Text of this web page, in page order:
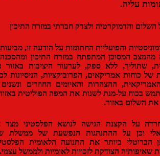
ולצדק חברתי במזרח התיכון
והפועליות החתומות על הודעה זו, מביעות את
המתפתח במזרח התיכון ומהסכנה של
ללא ספק, לערעור היציבות באזור כולו.
אמריקאים, הפרובוקציות, הניסיונות לכפות
ההצהרות והאיומים החוזרים ונשנים של
מנת לשנות את המפה הפוליטית באזורנו –
באזור.
הגישה לנושא הפלסטיני מצד חלק
על ההתנהגות הנפשעת של ממשלת שרון,
ביותר את התנועה הלאומית הפלסטינית,
הצודקת לזכויות לאומיות ולממשל עצמי.